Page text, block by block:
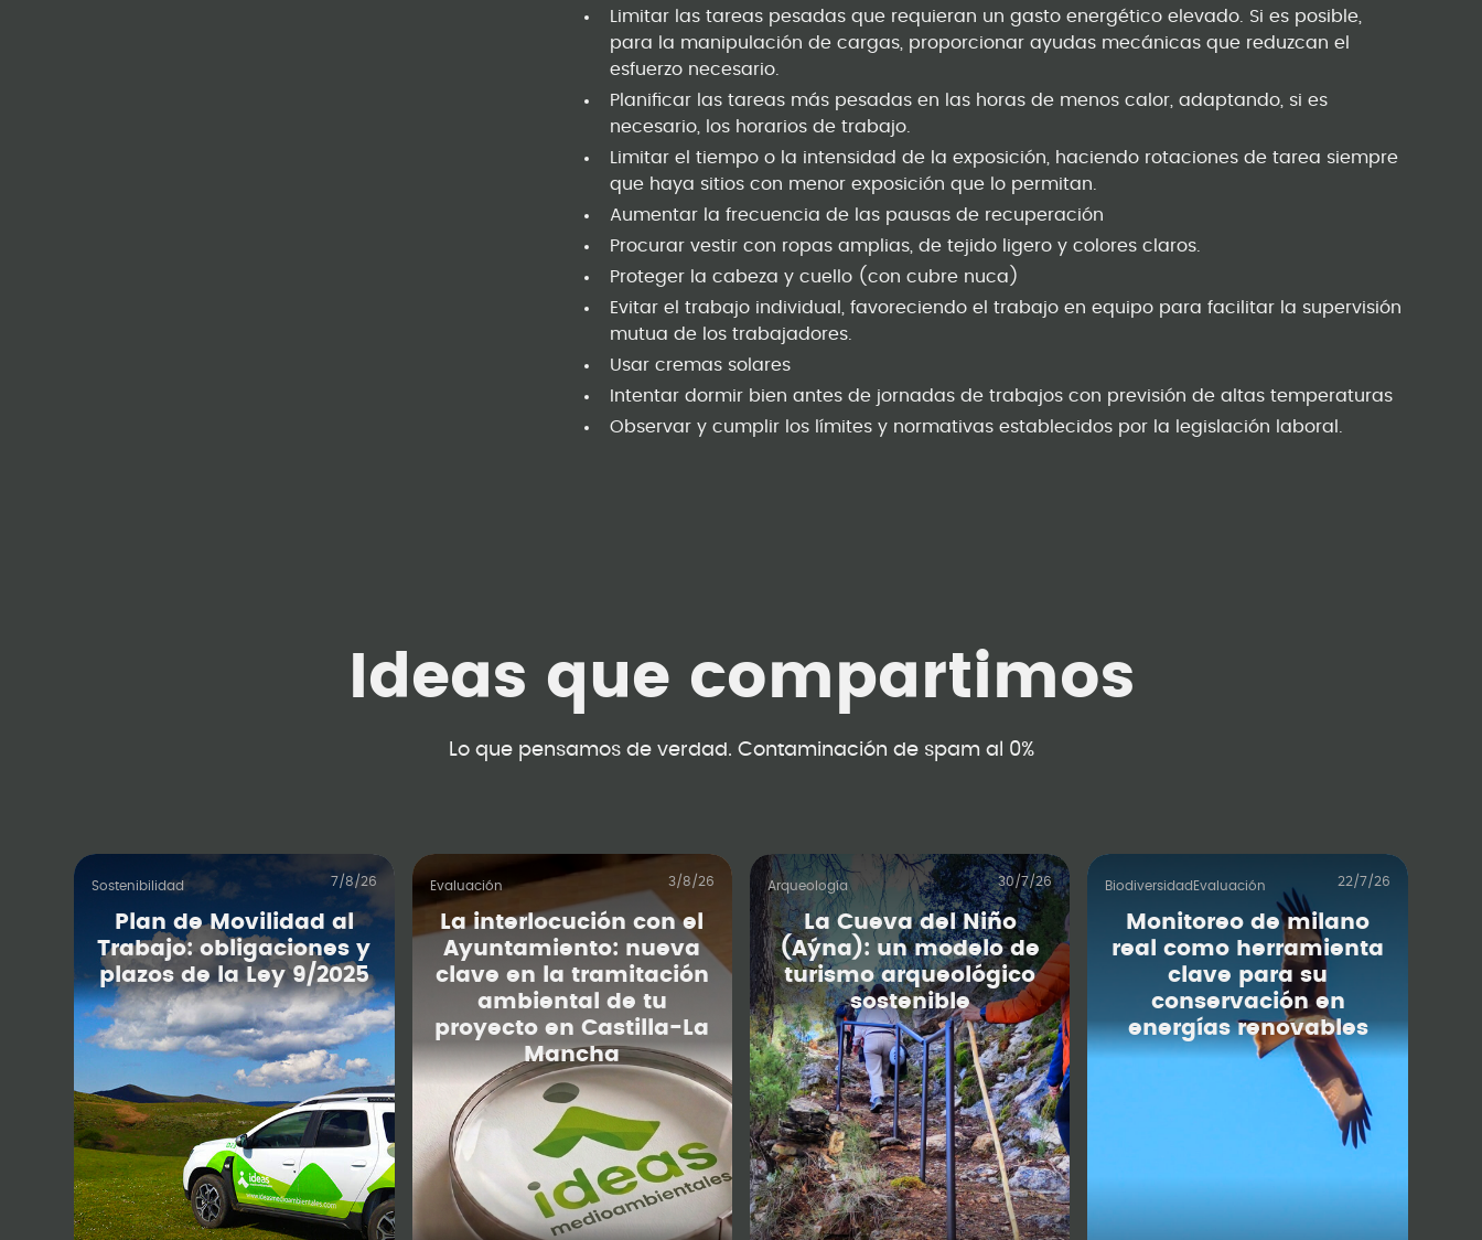
Limitar las tareas pesadas que requieran un gasto energético elevado. Si es posible,
para la manipulación de cargas, proporcionar ayudas mecánicas que reduzcan el
esfuerzo necesario.
Planificar las tareas más pesadas en las horas de menos calor, adaptando, si es
necesario, los horarios de trabajo.
Limitar el tiempo o la intensidad de la exposición, haciendo rotaciones de tarea siempre
que haya sitios con menor exposición que lo permitan.
Aumentar la frecuencia de las pausas de recuperación
Procurar vestir con ropas amplias, de tejido ligero y colores claros.
Proteger la cabeza y cuello (con cubre nuca)
Evitar el trabajo individual, favoreciendo el trabajo en equipo para facilitar la supervisión
mutua de los trabajadores.
Usar cremas solares
Intentar dormir bien antes de jornadas de trabajos con previsión de altas temperaturas
Observar y cumplir los límites y normativas establecidos por la legislación laboral.
Ideas que compartimos
Lo que pensamos de verdad. Contaminación de spam al 0%
Sostenibilidad 7/8/26
Plan de Movilidad al
Trabajo: obligaciones y
plazos de la Ley 9/2025
Evaluación 3/8/26
La interlocución con el
Ayuntamiento: nueva
clave en la tramitación
ambiental de tu
proyecto en Castilla-La
Mancha
Arqueología 30/7/26
La Cueva del Niño
(Aýna): un modelo de
turismo arqueológico
sostenible
Biodiversidad Evaluación 22/7/26
Monitoreo de milano
real como herramienta
clave para su
conservación en
energías renovables